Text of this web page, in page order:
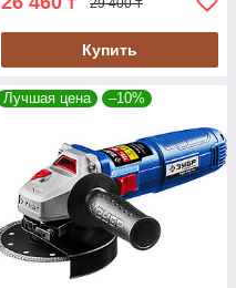
29 400 ₸
Купить
Лучшая цена –10%